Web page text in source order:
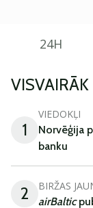
24H
1
VIEDOKĻI
Norvēģija
banku
2 BIRŽAS
airBaltic